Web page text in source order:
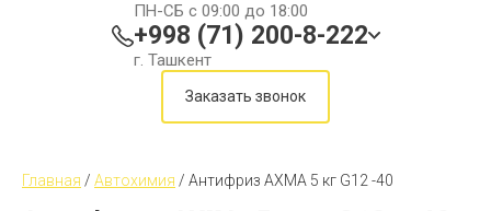
ПН-СБ с 09:00 до 18:00
+998 (71) 200-8-222
г. Ташкент
Заказать звонок
Главная / Автохимия / Антифриз AXMA 5 кг G12 -40